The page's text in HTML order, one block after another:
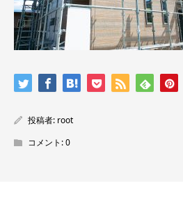
投稿者: root
コメント:0